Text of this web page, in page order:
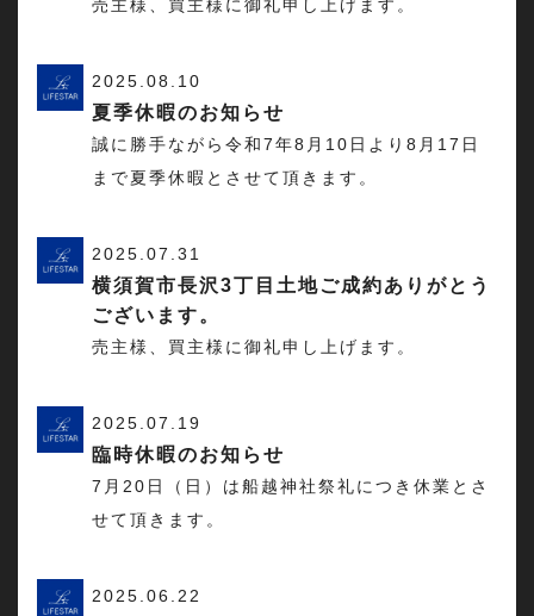
売主様、買主様に御礼申し上げます。
2025.08.10
夏季休暇のお知らせ
誠に勝手ながら令和7年8月10日より8月17日
まで夏季休暇とさせて頂きます。
2025.07.31
横須賀市長沢3丁目土地ご成約ありがとう
ございます。
売主様、買主様に御礼申し上げます。
2025.07.19
臨時休暇のお知らせ
7月20日（日）は船越神社祭礼につき休業とさ
せて頂きます。
2025.06.22